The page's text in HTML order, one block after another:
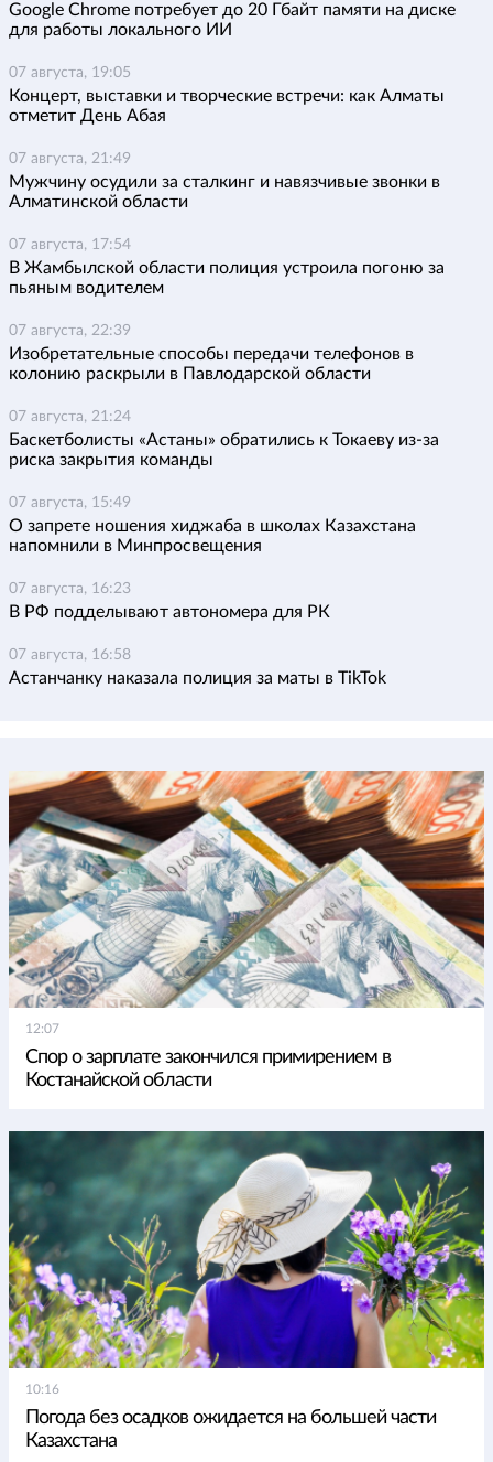
Google Chrome потребует до 20 Гбайт памяти на диске
для работы локального ИИ
07 августа, 19:05
Концерт, выставки и творческие встречи: как Алматы
отметит День Абая
07 августа, 21:49
Мужчину осудили за сталкинг и навязчивые звонки в
Алматинской области
07 августа, 17:54
В Жамбылской области полиция устроила погоню за
пьяным водителем
07 августа, 22:39
Изобретательные способы передачи телефонов в
колонию раскрыли в Павлодарской области
07 августа, 21:24
Баскетболисты «Астаны» обратились к Токаеву из-за
риска закрытия команды
07 августа, 15:49
О запрете ношения хиджаба в школах Казахстана
напомнили в Минпросвещения
07 августа, 16:23
В РФ подделывают автономера для РК
07 августа, 16:58
Астанчанку наказала полиция за маты в TikTok
12:07
Спор о зарплате закончился примирением в
Костанайской области
10:16
Погода без осадков ожидается на большей части
Казахстана